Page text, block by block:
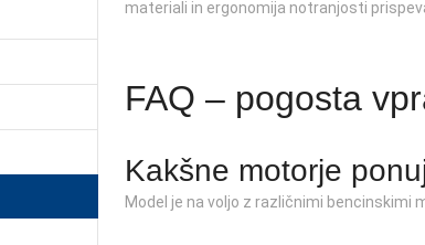
materiali in ergonomija notranjosti
FAQ – pogosta
Kakšne motorje
Model je na voljo z različnimi bencinskimi